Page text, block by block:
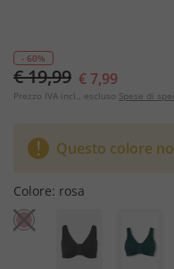
- 60%
€ 19,99 € 7,99
Prezzo IVA incl., escluso Spese di
Questo colore
Colore: rosa